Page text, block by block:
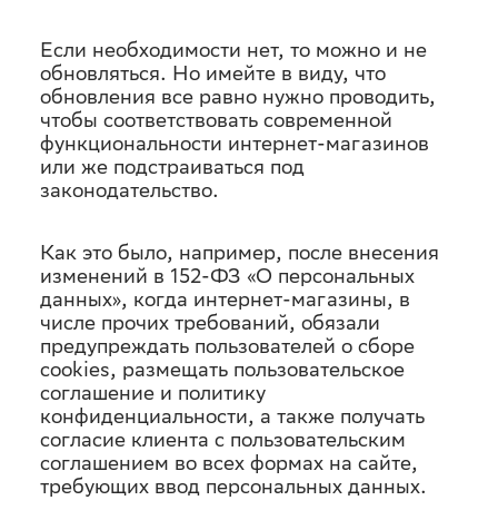
Если необходимости нет, то можно и не
обновляться. Но имейте в виду, что
обновления все равно нужно проводить,
чтобы соответствовать современной
функциональности интернет-магазинов
или же подстраиваться под
законодательство.
Как это было, например, после внесения
изменений в 152-ФЗ «О персональных
данных», когда интернет-магазины, в
числе прочих требований, обязали
предупреждать пользователей о сборе
cookies, размещать пользовательское
соглашение и политику
конфиденциальности, а также получать
согласие клиента с пользовательским
соглашением во всех формах на сайте,
требующих ввод персональных данных.